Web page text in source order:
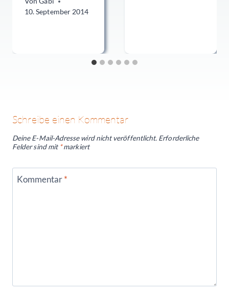
10. September 2014
Schreibe einen Kommentar
Deine E-Mail-Adresse wird nicht veröffentlicht. Erforderliche
Felder sind mit*markiert
Kommentar*